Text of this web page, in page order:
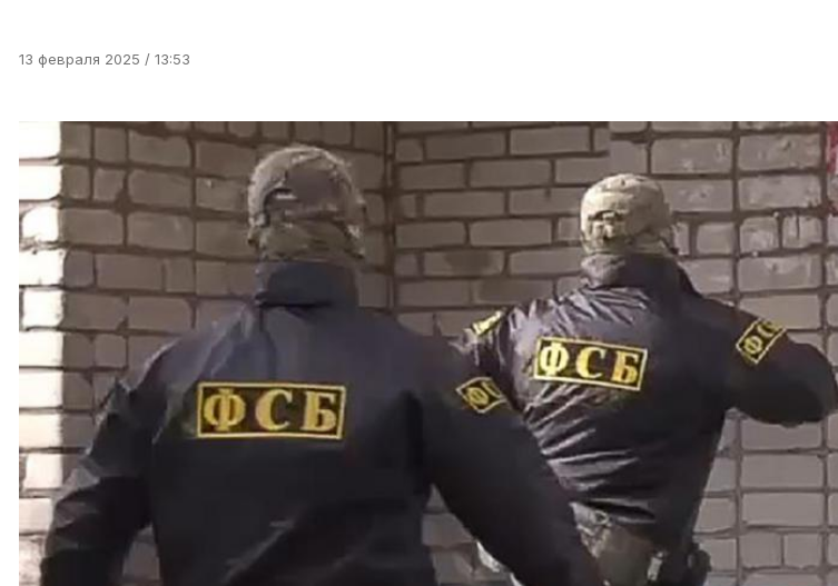
13 февраля 2025 / 13:53